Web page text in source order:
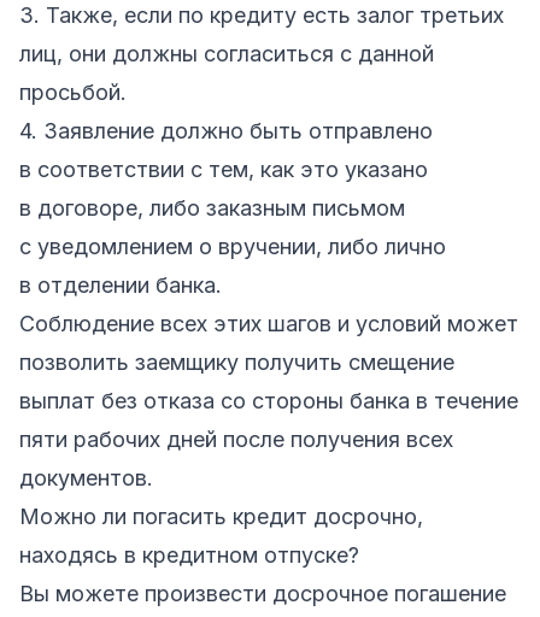
3. Также, если по кредиту есть залог третьих
лиц, они должны согласиться с данной
просьбой.
4. Заявление должно быть отправлено
в соответствии с тем, как это указано
в договоре, либо заказным письмом
с уведомлением о вручении, либо лично
в отделении банка.
Соблюдение всех этих шагов и условий может
позволить заемщику получить смещение
выплат без отказа со стороны банка в течение
пяти рабочих дней после получения всех
документов.
Можно ли погасить кредит досрочно,
находясь в кредитном отпуске?
Вы можете произвести досрочное погашение